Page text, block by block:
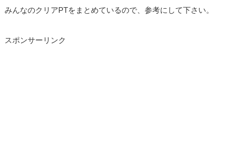
みんなのクリアPTをまとめているので、参考にして下さい。
スポンサーリンク